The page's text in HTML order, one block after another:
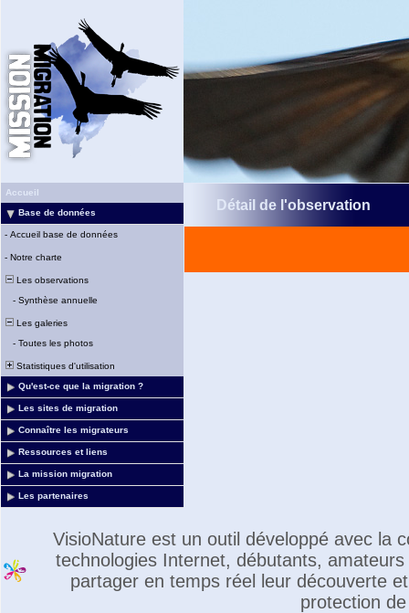
Accueil
Base de données
- Accueil base de données
- Notre charte
Les observations
- Synthèse annuelle
Les galeries
- Toutes les photos
Statistiques d'utilisation
Qu'est-ce que la migration ?
Les sites de migration
Connaître les migrateurs
Ressources et liens
La mission migration
Les partenaires
Détail de l'observation
VisioNature est un outil développé avec la
technologies Internet, débutants,
partager en temps réel leur découverte
protection